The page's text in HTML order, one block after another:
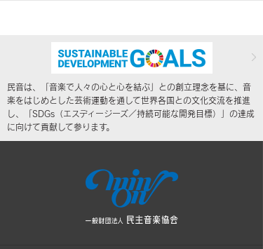
民音は、「音楽で人々の心と心を結ぶ」との創立理念を基に、音
楽をはじめとした芸術運動を通して世界各国との文化交流を推進
し、「SDGs（エスディージーズ／持続可能な開発目標）」の達成
に向けて貢献して参ります。